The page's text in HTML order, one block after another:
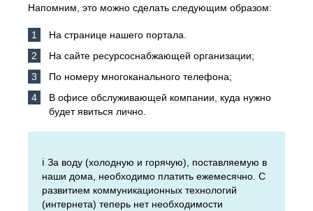
Напомним, это можно сделать следующим образом:
На странице нашего портала.
На сайте ресурсоснабжающей организации;
По номеру многоканального телефона;
В офисе обслуживающей компании, куда нужно
будет явиться лично.
ℹ️ За воду (холодную и горячую), поставляемую в
наши дома, необходимо платить ежемесячно. С
развитием коммуникационных технологий
(интернета) теперь нет необходимости